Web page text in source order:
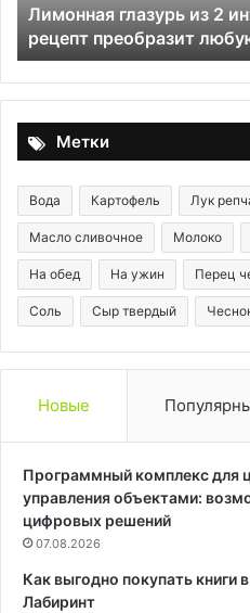
преобразит
любую
выпечку
Лимонная глазурь из 2
рецепт преобразит
Метки
Вода Картофель Лук
Масло сливочное Молоко
На обед На ужин Перец
Соль Сыр твердый
Новые
Программный комплекс для
управления объектами:
цифровых решений
07.08.2026
Как выгодно покупать книги
Лабиринт